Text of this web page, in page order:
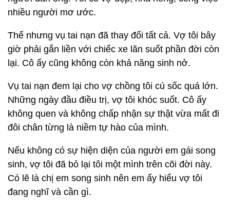
nhiều người mơ ước.
Thế nhưng vụ tai nạn đã thay đổi tất cả. Vợ tôi bây
giờ phải gắn liền với chiếc xe lăn suốt phần đời còn
lại. Cô ấy cũng không còn khả năng sinh nở.
Vụ tai nạn đem lại cho vợ chồng tôi cú sốc quá lớn.
Những ngày đầu điều trị, vợ tôi khóc suốt. Cô ấy
không quen và không chấp nhận sự thật vừa mất đi
đôi chân từng là niềm tự hào của mình.
Nếu không có sự hiện diện của người em gái song
sinh, vợ tôi đã bỏ lại tôi một mình trên cõi đời này.
Có lẽ là chị em song sinh nên em ấy hiểu vợ tôi
đang nghĩ và cần gì.